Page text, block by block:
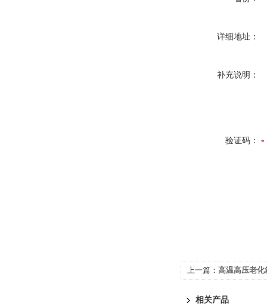
详细地址：
补充说明：
验证码：
上一篇： 高温高压老化
相关产品